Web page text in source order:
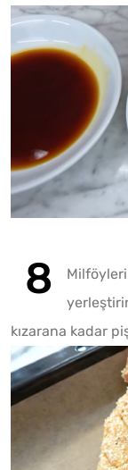
Milföyleri
kızarana kadar